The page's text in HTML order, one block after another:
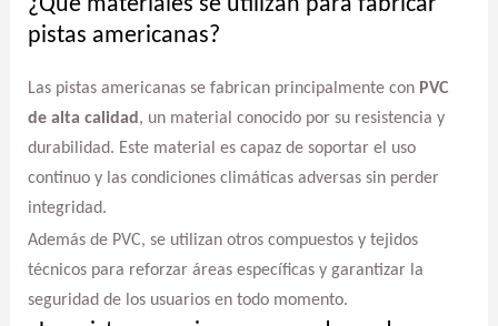
pistas americanas?
Las pistas americanas se fabrican principalmente con PVC
de alta calidad , un material conocido por su resistencia y
durabilidad. Este material es capaz de soportar el uso
continuo y las condiciones climáticas adversas sin perder
integridad.
Además de PVC, se utilizan otros compuestos y tejidos
técnicos para reforzar áreas específicas y garantizar la
seguridad de los usuarios en todo momento.